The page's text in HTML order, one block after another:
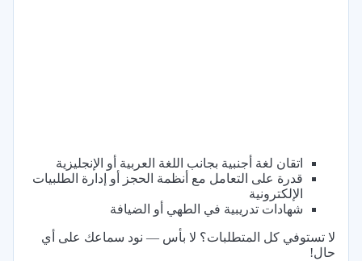
اتقان لغة أجنبية بجانب اللغة العربية أو الإنجليزية
قدرة على التعامل مع أنظمة الحجز أو إدارة الطلبيات
الإلكترونية
شهادات تدريبية في الطهي أو الضيافة
لا تستوفي كل المتطلبات؟ لا بأس — نود سماعك على أي
حال!